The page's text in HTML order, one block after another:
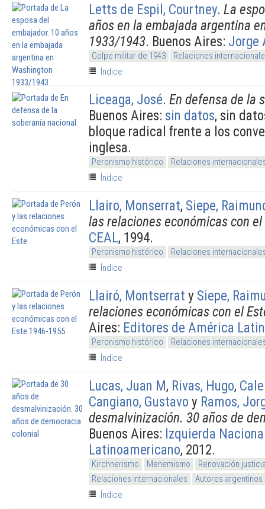
Letts de Espil, Courtney. La
años en la embajada argentina
1933/1943. Buenos Aires: Jorge
Golpe militar de 1943
Relaciones
Índice
Liceaga, José. En defensa de la
Buenos Aires: sin datos, sin
bloque radical frente a los
inglesa.
Peronismo histórico
Relaciones
Índice
Llairo, Monserrat, Siepe,
las relaciones económicas con
CEAL, 1994.
Peronismo histórico
Relaciones
Índice
Llairó, Montserrat y Siepe,
relaciones económicas con el
Aires: Editores de América
Peronismo histórico
Relaciones
Índice
Lucas, Juan M, Rivas, Hugo,
Cangiano, Gustavo y Ramos,
desmalvinización. 30 años de
Buenos Aires: Izquierda
Latinoamericano, 2012.
Kirchnerismo Menemismo
Renovación
Relaciones internacionales
Autores argentinos
Índice